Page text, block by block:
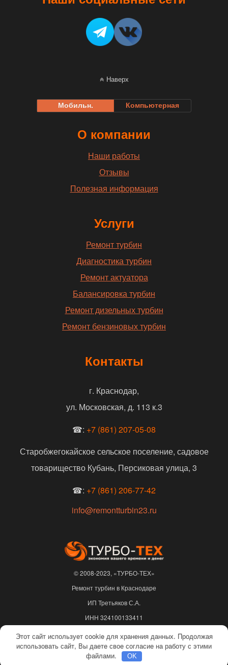
Наверх
Мобильн. Компьютерная
О компании
Наши работы
Отзывы
Полезная информация
Услуги
Ремонт турбин
Диагностика турбин
Ремонт актуатора
Балансировка турбин
Ремонт дизельных турбин
Ремонт бензиновых турбин
Контакты
г. Краснодар,
ул. Московская, д. 113 к.3
☎: +7 (861) 207-05-08
Старобжегокайское сельское поселение, садовое
товарищество Кубань, Персиковая улица, 3
☎: +7 (861) 206-77-42
info@remontturbin23.ru
© 2008-2023, «ТУРБО-ТЕХ»
Ремонт турбин в Краснодаре
ИП Третьяков С.А.
ИНН 324100133411
ОГРНИП 310325622500217
Не является публичной офертой |Политика конфиденциальности
Этот сайт использует cookie для хранения данных. Продолжая
использовать сайт, Вы даете свое согласие на работу с этими
файлами.
OK